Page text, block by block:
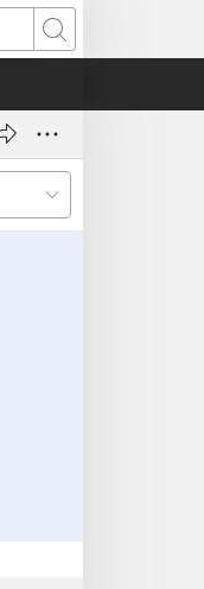
Hae